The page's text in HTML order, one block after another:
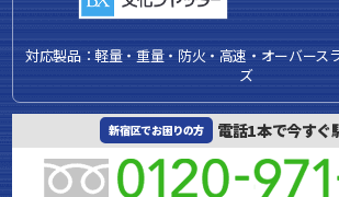
対応製品：軽量・重量・防火・高速・オーバース
ズ
新宿区でお困りの方 電話1本で今すぐ